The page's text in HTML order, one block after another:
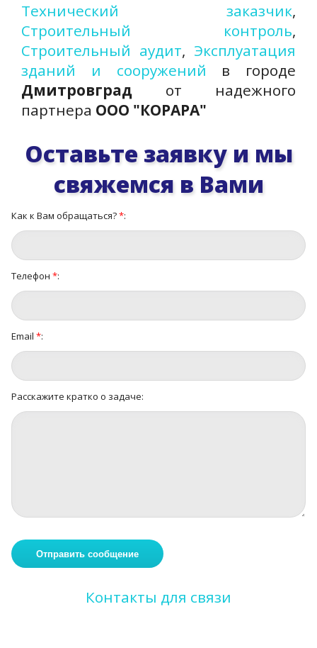
Технический заказчик,
Строительный контроль,
Строительный аудит, Эксплуатация
зданий и сооружений в городе
Дмитровград от надежного
партнера ООО "КОРАРА"
Оставьте заявку и мы
свяжемся в Вами
Как к Вам обращаться?*:
Телефон *:
Email *:
Расскажите кратко о задаче:
Контакты для связи